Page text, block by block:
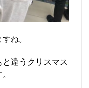
ね。
違うクリスマス